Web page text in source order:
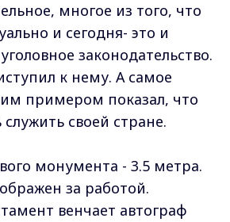
многое из того, что
и сегодня- это и
законодательство.
к нему. А самое
примером показал, что
служить своей стране.
монумента - 3.5 метра.
за работой.
венчает автограф